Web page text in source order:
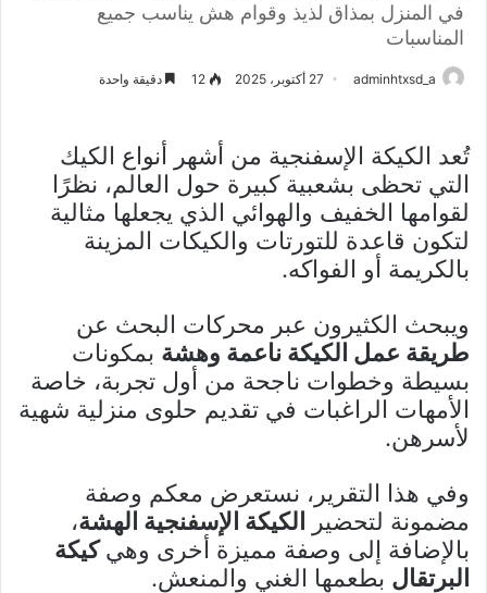
في المنزل بمذاق لذيذ وقوام هش يناسب جميع
المناسبات
adminhtxsd_a 27 أكتوبر، 2025 12 دقيقة واحدة
تُعد الكيكة الإسفنجية من أشهر أنواع الكيك
التي تحظى بشعبية كبيرة حول العالم، نظرًا
لقوامها الخفيف والهوائي الذي يجعلها مثالية
لتكون قاعدة للتورتات والكيكات المزينة
بالكريمة أو الفواكه.
ويبحث الكثيرون عبر محركات البحث عن
طريقة عمل الكيكة ناعمة وهشة بمكونات
بسيطة وخطوات ناجحة من أول تجربة، خاصة
الأمهات الراغبات في تقديم حلوى منزلية شهية
لأسرهن.
وفي هذا التقرير، نستعرض معكم وصفة
مضمونة لتحضير الكيكة الإسفنجية الهشة،
بالإضافة إلى وصفة مميزة أخرى وهيكيكة
البرتقال بطعمها الغني والمنعش.